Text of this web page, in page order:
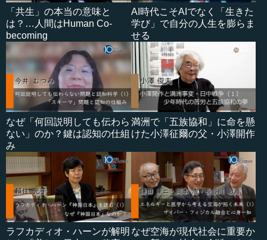
「共生」の本当の意味と
は？…人間はHuman Co-
becoming
AI時代こそAIでなく「生きた
学び」で自分の人生を膨らま
せる
なぜ「何回説明しても伝わら
ない」のか？鍵は認知の仕組
み
満洲で「五族協和」に命を懸
けた小澤征爾の父・小澤開作
ラフカディオ・ハーンが解明 なぜ空海が現代社会に重要か